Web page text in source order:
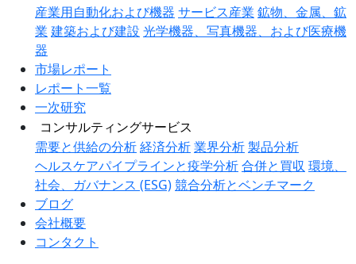
産業用自動化および機器 サービス産業 鉱物、金属、鉱
業 建築および建設 光学機器、写真機器、および医療機
器
市場レポート
レポート一覧
一次研究
コンサルティングサービス
需要と供給の分析経済分析業界分析製品分析
ヘルスケアパイプラインと疫学分析合併と買収 環境、
社会、ガバナンス (ESG)競合分析とベンチマーク
ブログ
会社概要
コンタクト